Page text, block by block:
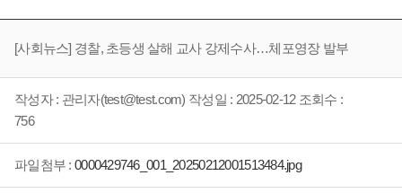
[사회뉴스] 경찰, 초등생 살해 교사 강제수사…체포영장 발부
작성자 : 관리자(test@test.com) 작성일 : 2025-02-12 조회수 :
756
파일첨부 : 0000429746_001_20250212001513484.jpg